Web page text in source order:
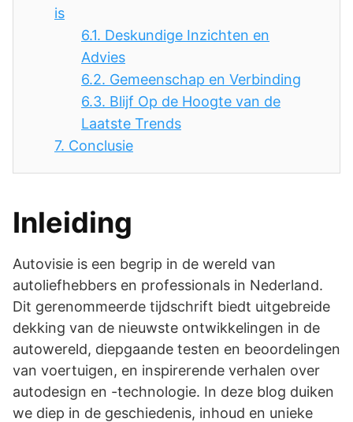
is
6.1. Deskundige Inzichten en
Advies
6.2. Gemeenschap en Verbinding
6.3. Blijf Op de Hoogte van de
Laatste Trends
7. Conclusie
Inleiding
Autovisie is een begrip in de wereld van
autoliefhebbers en professionals in Nederland.
Dit gerenommeerde tijdschrift biedt uitgebreide
dekking van de nieuwste ontwikkelingen in de
autowereld, diepgaande testen en beoordelingen
van voertuigen, en inspirerende verhalen over
autodesign en -technologie. In deze blog duiken
we diep in de geschiedenis, inhoud en unieke